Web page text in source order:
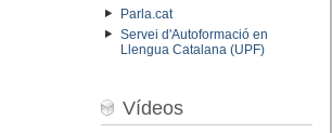
Parla.cat
Servei d'Autoformació en
Llengua Catalana (UPF)
Vídeos